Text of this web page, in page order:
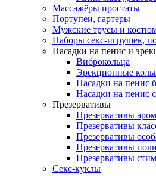
Массажёры простаты
Портупеи, гартеры
Мужские трусы и
Наборы секс-игрушек,
Насадки на пенис и
Виброкольца
Эрекционные
Насадки на пенис
Насадки на пенис
Презервативы
Презервативы
Презервативы
Презервативы
Презервативы
Презервативы
Секс-куклы